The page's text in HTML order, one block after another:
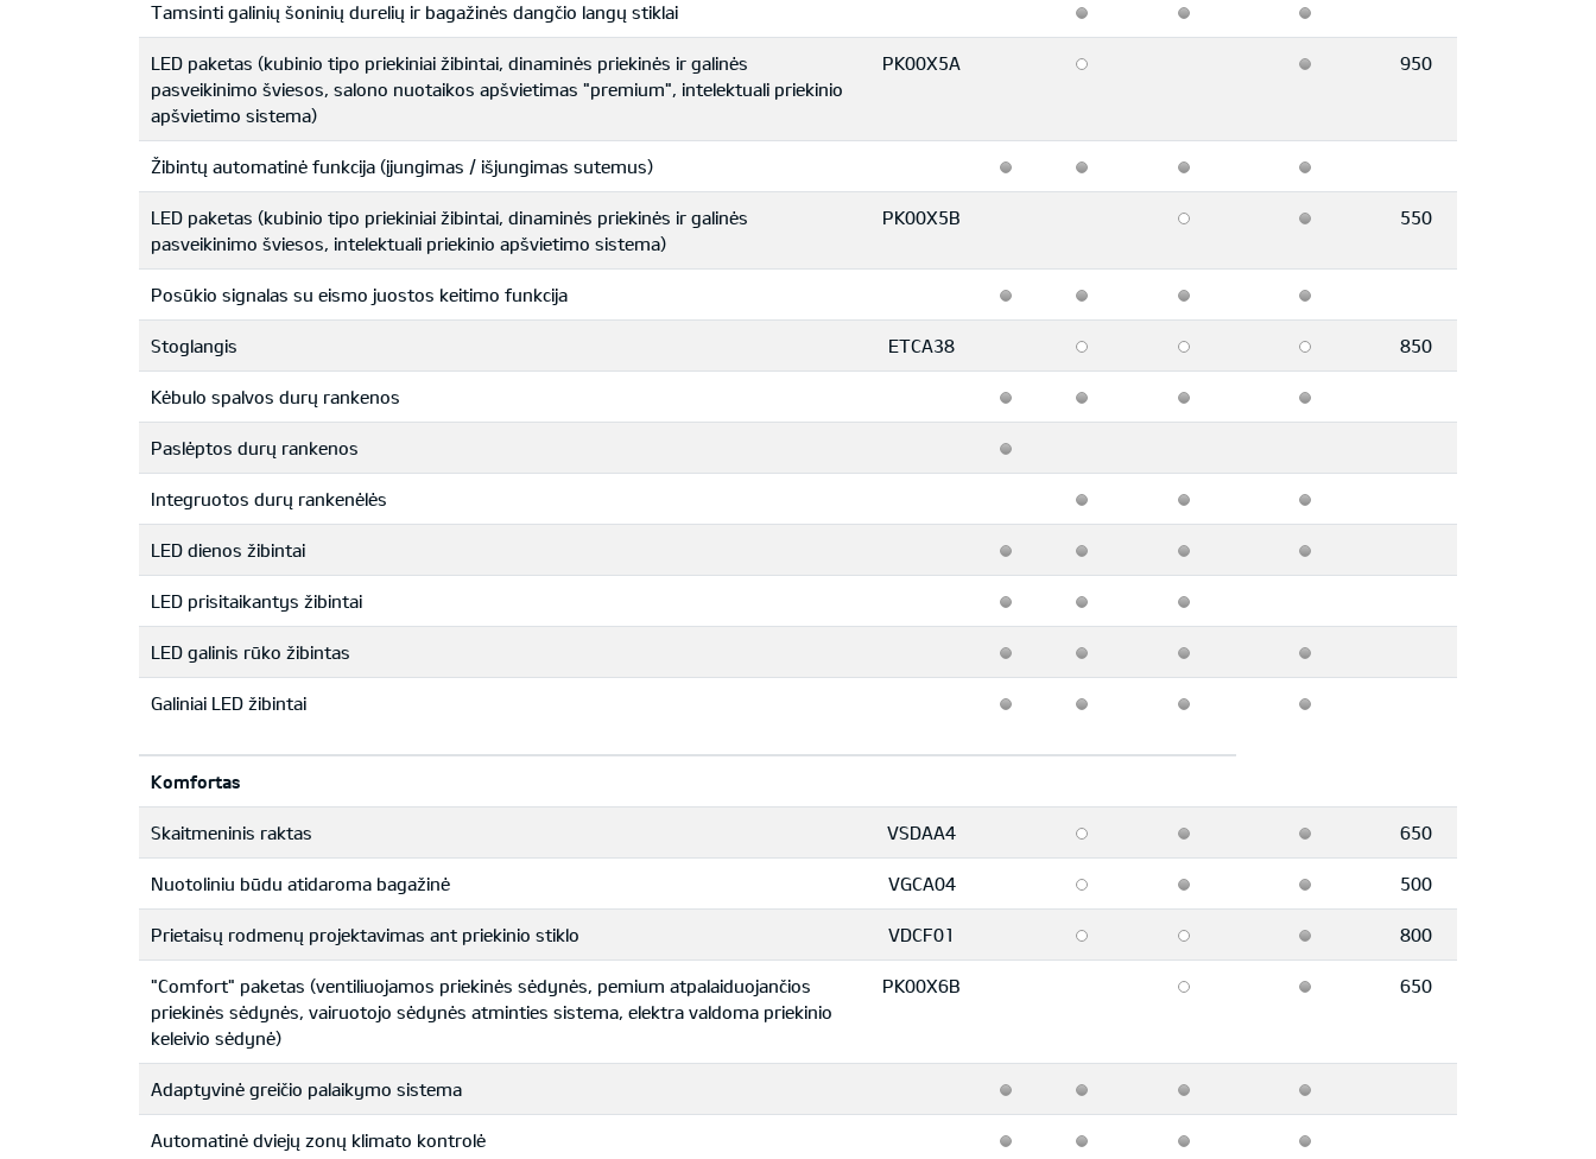
Tamsinti galinių šoninių durelių ir bagažinės dangčio langų stiklai
LED paketas (kubinio tipo priekiniai žibintai, dinaminės priekinės ir galinės
pasveikinimo šviesos, salono nuotaikos apšvietimas "premium", intelektuali priekinio
apšvietimo sistema)
PK00X5A 950
Žibintų automatinė funkcija (įjungimas / išjungimas sutemus)
LED paketas (kubinio tipo priekiniai žibintai, dinaminės priekinės ir galinės
pasveikinimo šviesos, intelektuali priekinio apšvietimo sistema)
PK00X5B 550
Posūkio signalas su eismo juostos keitimo funkcija
Stoglangis ETCA38 850
Kėbulo spalvos durų rankenos
Paslėptos durų rankenos
Integruotos durų rankenėlės
LED dienos žibintai
LED prisitaikantys žibintai
LED galinis rūko žibintas
Galiniai LED žibintai
Komfortas
Skaitmeninis raktas VSDAA4 650
Nuotoliniu būdu atidaroma bagažinė VGCA04 500
Prietaisų rodmenų projektavimas ant priekinio stiklo VDCF01 800
"Comfort" paketas (ventiliuojamos priekinės sėdynės, pemium atpalaiduojančios
priekinės sėdynės, vairuotojo sėdynės atminties sistema, elektra valdoma priekinio
keleivio sėdynė)
PK00X6B 650
Adaptyvinė greičio palaikymo sistema
Automatinė dviejų zonų klimato kontrolė